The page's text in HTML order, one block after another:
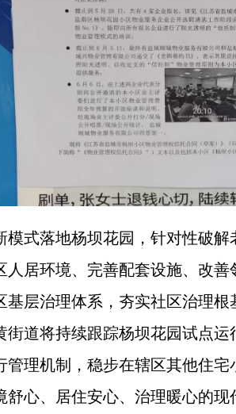
模式落地杨坝花园，针对性破
人居环境、完善配套设施、改
基层治理体系，夯实社区治理根
街道将持续跟踪杨坝花园试点
管理机制，稳步在辖区其他住
舒心、居住安心、治理暖心的现